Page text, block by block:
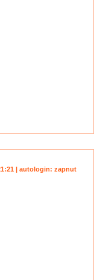
| autologin: zapnut